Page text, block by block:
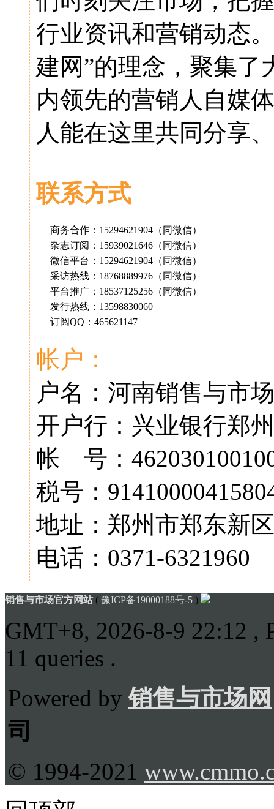
行业资讯和营销动态
建网”的理念，聚集了
内领先的营销人自媒
人能在这里共同分享
联系方式
商务合作：15294621904（同微信）
杂志订阅：15939021646（同微信）
微信平台：15294621904（同微信）
采访热线：18768889976（同微信）
平台推广：18537125256（同微信）
发行热线：13598830060
订阅QQ：465621147
帐户：
户名：河南销售与市
开户行：兴业银行郑
帐 号：
税号：
地址：郑州市郑东新
电话：0371-6321960
销售与市场官方网站( 豫ICP备19000188号-5 )
GMT+8, 2026-8-9 22:12 ,
11 queries .
Powered by销售与市场网
司
© 1994-2021